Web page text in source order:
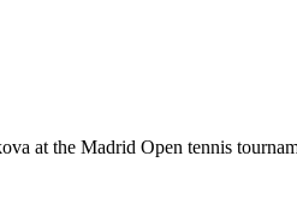
at the Madrid Open tennis